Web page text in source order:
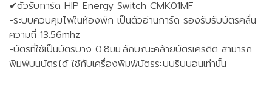
✔ตัวรับการ์ด HIP Energy Switch CMK01MF
-ระบบควบคุมไฟในห้องพัก เป็นตัวอ่านการ์ด รองรับรับบัตรคลื่น
ความถี่ 13.56mhz
-บัตรที่ใช้เป็นบัตรบาง 0.8มม.ลักษณะคล้ายบัตรเครดิต สามารถ
พิมพ์บนบัตรได้ ใช้กับเครื่องพิมพ์บัตรระบบริบบอนเท่านั้น